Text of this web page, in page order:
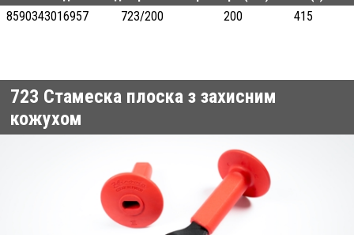
8590343016957
723/200 200 415
723 Стамеска плоска з захисним
кожухом